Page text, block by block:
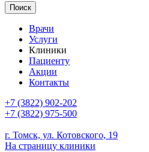
Поиск
Врачи
Услуги
Клиники
Пациенту
Акции
Контакты
+7 (3822) 902-202
+7 (3822) 975-500
г. Томск, ул. Котовского, 19
На страницу клиники